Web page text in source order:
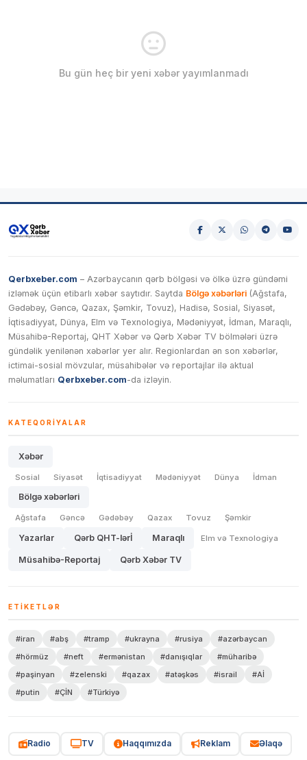
Bu gün heç bir yeni xəbər yayımlanmadı
Qerbxeber.com – Azərbaycanın qərb bölgəsi və ölkə üzrə gündəmi
izləmək üçün etibarlı xəbər saytıdır. Saytda Bölgə xəbərləri (Ağstafa,
Gədəbəy, Gəncə, Qazax, Şəmkir, Tovuz), Hadisə, Sosial, Siyasət,
İqtisadiyyat, Dünya, Elm və Texnologiya, Mədəniyyət, İdman, Maraqlı,
Müsahibə-Reportaj, QHT Xəbər və Qərb Xəbər TV bölmələri üzrə
gündəlik yenilənən xəbərlər yer alır. Regionlardan ən son xəbərlər,
ictimai-sosial mövzular, müsahibələr və reportajlar ilə aktual
məlumatları Qerbxeber.com-da izləyin.
KATEQORIYALAR
Xəbər
Sosial Siyasət İqtisadiyyat Mədəniyyət Dünya İdman
Bölgə xəbərləri
Ağstafa Gəncə Gədəbəy Qazax Tovuz Şəmkir
Yazarlar Qərb QHT-lərİ Maraqlı Elm və Texnologiya
Müsahibə-Reportaj Qərb Xəbər TV
ETIKETLƏR
#iran #abş #tramp #ukrayna #rusiya
#azərbaycan
#hörmüz
#neft #ermənistan #danışıqlar
#müharibə
#paşinyan
#zelenski #qazax #atəşkəs #israil
#Aİ
#putin
#ÇİN #Türkiyə
Radio TV Haqqımızda Reklam Əlaqə